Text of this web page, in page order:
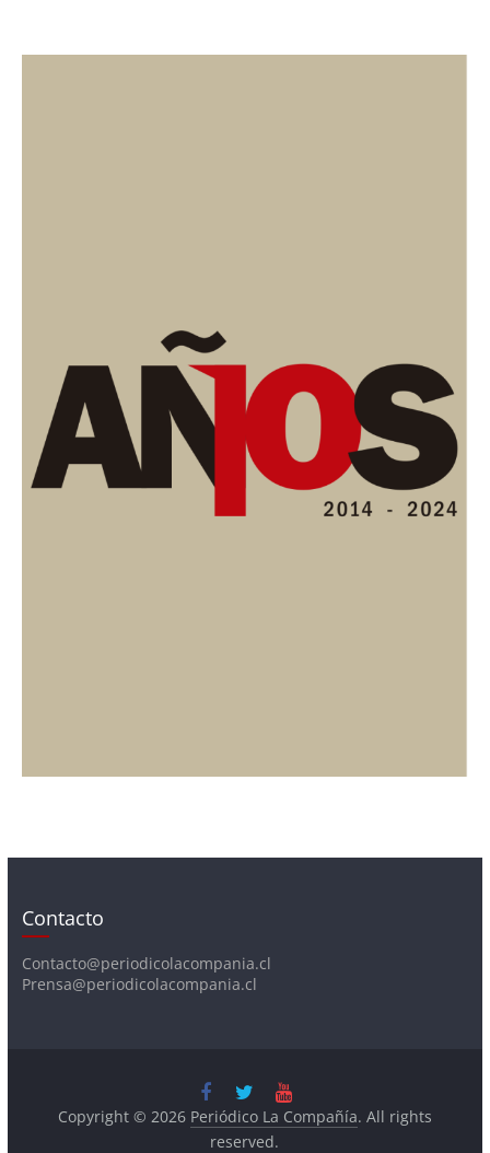
Contacto
Contacto@periodicolacompania.cl
Prensa@periodicolacompania.cl
Copyright © 2026 Periódico La Compañía. All rights
reserved.